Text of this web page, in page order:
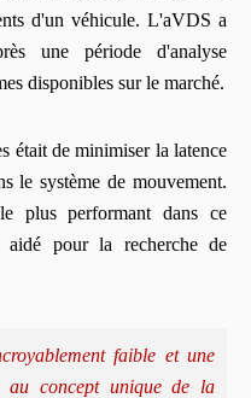
d'un véhicule. L'aVDS a
une période d'analyse
disponibles sur le marché.
était de minimiser la latence
le système de mouvement.
plus performant dans ce
aidé pour la recherche de
faible et une
au concept unique de la